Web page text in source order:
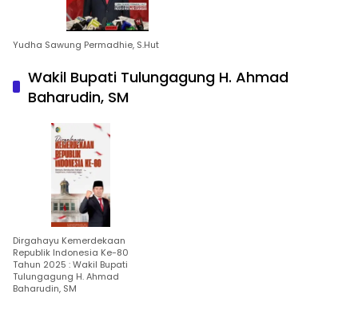
Yudha Sawung Permadhie, S.Hut
Wakil Bupati Tulungagung H. Ahmad
Baharudin, SM
Dirgahayu Kemerdekaan
Republik Indonesia Ke-80
Tahun 2025 : Wakil Bupati
Tulungagung H. Ahmad
Baharudin, SM